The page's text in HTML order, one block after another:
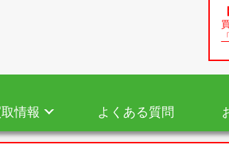
情報 よくある質問